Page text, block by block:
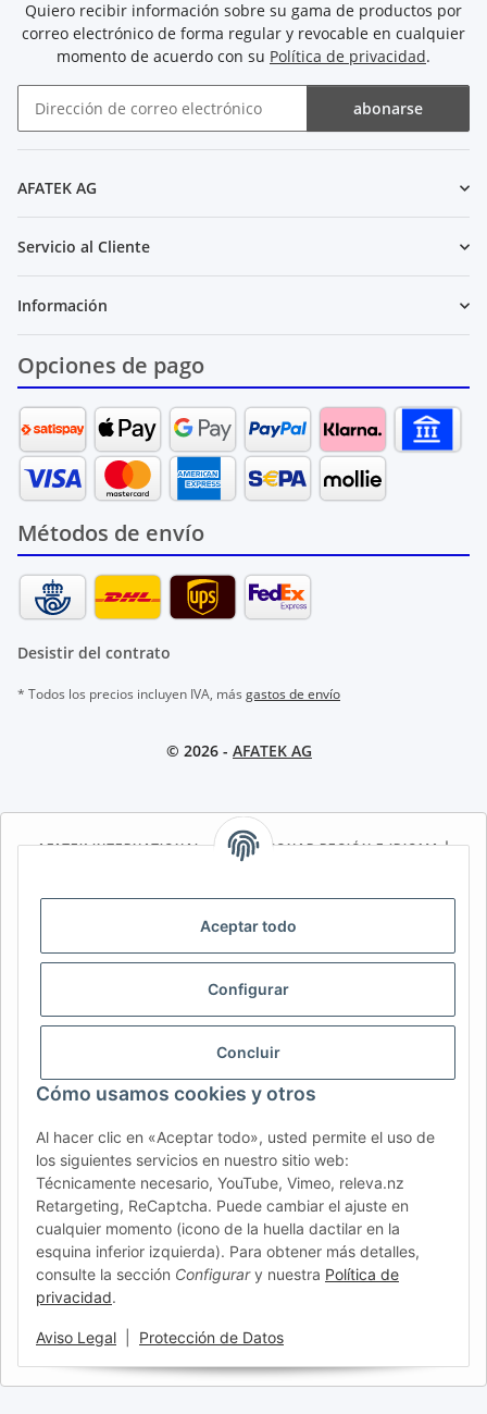
Aceptar todo
Configurar
Concluir
Cómo usamos cookies y otros
Al hacer clic en «Aceptar todo», usted permite el uso de
los siguientes servicios en nuestro sitio web:
Técnicamente necesario, YouTube, Vimeo, releva.nz
Retargeting, ReCaptcha. Puede cambiar el ajuste en
cualquier momento (icono de la huella dactilar en la
esquina inferior izquierda). Para obtener más detalles,
consulte la sección Configurary nuestra Política de
privacidad.
Aviso Legal Protección de Datos
Quiero recibir información sobre su gama de productos por
correo electrónico de forma regular y revocable en cualquier
momento de acuerdo con su Política de privacidad.
abonarse
AFATEK AG
Servicio al Cliente
Información
Opciones de pago
Métodos de envío
Desistir del contrato
* Todos los precios incluyen IVA, más gastos de envío
© 2026 - AFATEK AG
AFATEK INTERNATIONAL – SELECCIONAR REGIÓN E IDIOMA |
SELECT REGION & LANGUAGE | CHOISIR LA RÉGION ET LA
CH (DE)
CH (IT) BE (NL) BE (FR) NL
ES
SE FI CZ HU SK
AFATEK España| Su especialista en recambios para
remolques
Asesoría técnica:info@afatek.com | P. IVA (DE):
DE354251646
Oferta para talleres: compras intracomunitarias netas (VIES)